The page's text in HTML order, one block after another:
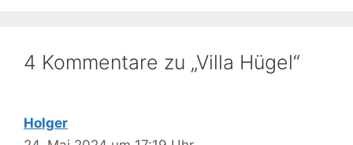
4 Kommentare zu „Villa Hügel“
Holger